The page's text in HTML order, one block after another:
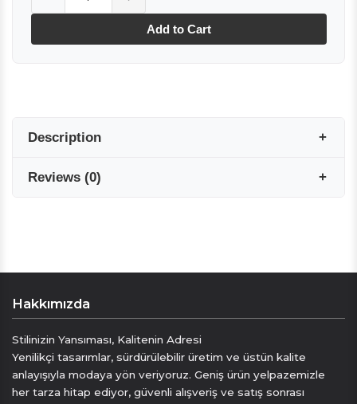
Add to Cart
Description
Seven Arma %100 İpek erkek eşarbımız, saf
dokunuş katkı sağlar , sizin için özel olarak
tasarlanmıştır
Tarzınızı ifade etmenin mükemmel bir yoludur
kuru temizleme önerilir
Reviews(0)
Hakkımızda
Stilinizin Yansıması, Kalitenin Adresi
Yenilikçi tasarımlar, sürdürülebilir üretim ve üstün kalite
anlayışıyla modaya yön veriyoruz. Geniş ürün yelpazemizle
her tarza hitap ediyor, güvenli alışveriş ve satış sonrası